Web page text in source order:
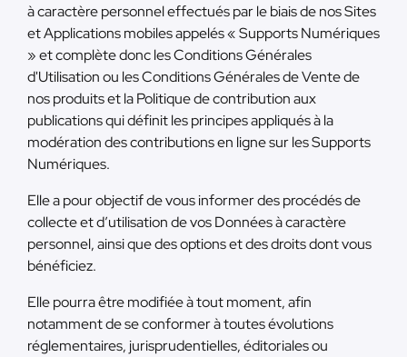
à caractère personnel effectués par le biais de nos Sites
et Applications mobiles appelés « Supports Numériques
» et complète donc les Conditions Générales
d'Utilisation ou les Conditions Générales de Vente de
nos produits et la Politique de contribution aux
publications qui définit les principes appliqués à la
modération des contributions en ligne sur les Supports
Numériques.
Elle a pour objectif de vous informer des procédés de
collecte et d’utilisation de vos Données à caractère
personnel, ainsi que des options et des droits dont vous
bénéficiez.
Elle pourra être modifiée à tout moment, afin
notamment de se conformer à toutes évolutions
réglementaires, jurisprudentielles, éditoriales ou